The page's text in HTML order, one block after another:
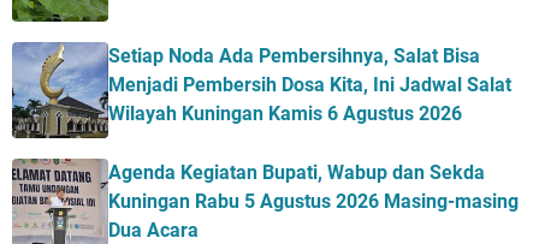
Setiap Noda Ada Pembersihnya, Salat Bisa
Menjadi Pembersih Dosa Kita, Ini Jadwal Salat
Wilayah Kuningan Kamis 6 Agustus 2026
Agenda Kegiatan Bupati, Wabup dan Sekda
Kuningan Rabu 5 Agustus 2026 Masing-masing
Dua Acara